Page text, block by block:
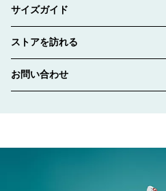
サイズガイド
ストアを訪れる
お問い合わせ